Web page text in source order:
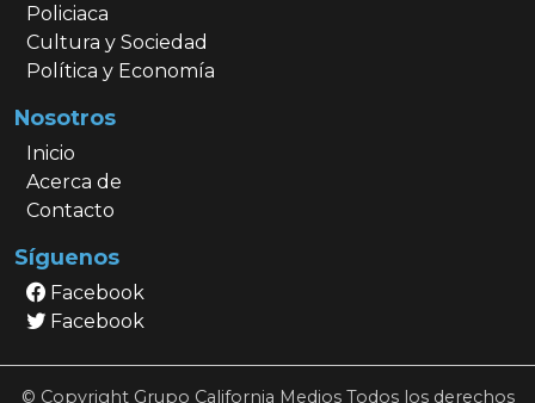
Policiaca
Cultura y Sociedad
Política y Economía
Nosotros
Inicio
Acerca de
Contacto
Síguenos
Facebook
Facebook
© Copyright Grupo California Medios Todos los derechos